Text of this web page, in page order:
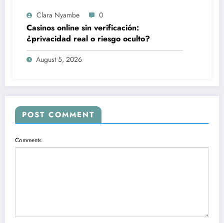
Clara Nyambe 0
Casinos online sin verificación:
¿privacidad real o riesgo oculto?
August 5, 2026
POST COMMENT
Comments